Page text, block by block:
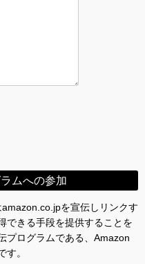
ムへの参加
を宣伝しリンクす
できる手段を提供することを
プログラムである、Amazon
す。